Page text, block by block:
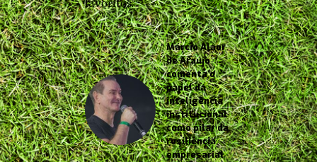
favoritos.
Márcio Alaor
de Araújo
comenta o
papel da
inteligência
institucional
como pilar da
resiliência
empresarial